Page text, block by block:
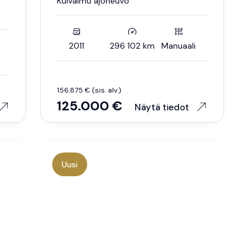
2011 296 102 km Manuaali
156.875 € (sis. alv.)
125.000 € Näytä tiedot
Uusi